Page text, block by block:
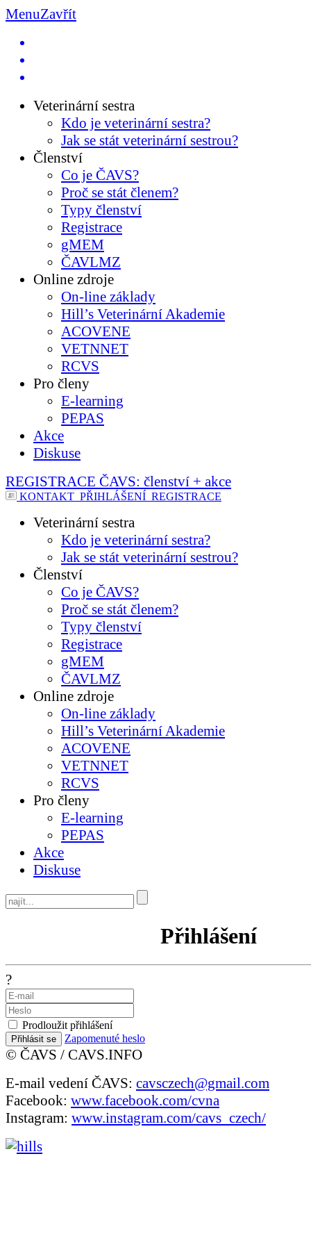
MenuZavřít
Veterinární sestra
Kdo je veterinární sestra?
Jak se stát veterinární sestrou?
Členství
Co je ČAVS?
Proč se stát členem?
Typy členství
Registrace
gMEM
ČAVLMZ
Online zdroje
On-line základy
Hill’s Veterinární Akademie
ACOVENE
VETNNET
RCVS
Pro členy
E-learning
PEPAS
Akce
Diskuse
REGISTRACE ČAVS: členství + akce
KONTAKT PŘIHLÁŠENÍ REGISTRACE
Veterinární sestra
Kdo je veterinární sestra?
Jak se stát veterinární sestrou?
Členství
Co je ČAVS?
Proč se stát členem?
Typy členství
Registrace
gMEM
ČAVLMZ
Online zdroje
On-line základy
Hill’s Veterinární Akademie
ACOVENE
VETNNET
RCVS
Pro členy
E-learning
PEPAS
Akce
Diskuse
Přihlášení
?
Prodloužit přihlášení
Přihlásit se Zapomenuté heslo
© ČAVS / CAVS.INFO
E-mail vedení ČAVS: cavsczech@gmail.com
Facebook: www.facebook.com/cvna
Instagram: www.instagram.com/cavs_czech/